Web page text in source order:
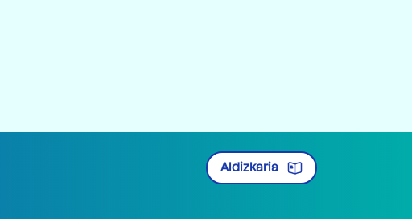
Aldizkaria